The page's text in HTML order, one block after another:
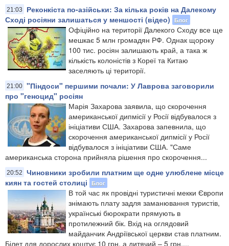
21:03
Реконкіста по-азійськи: За кілька років на Далекому
Сході росіяни залишаться у меншості (відео)
Блог
Офіційно на території Далекого Сходу все ще
мешкає 5 млн громадян РФ. Однак щороку
100 тис. росіян залишають край, а така ж
кількість колоністів з Кореї та Китаю
заселяють ці території.
21:00 "Піндоси" першими почали: У Лаврова заговорили
про "геноцид" росіян
Марія Захарова заявила, що скорочення
американської дипмісії у Росії відбувалося з
ініціативи США. Захарова запевнила, що
скорочення американської дипмісії у Росії
відбувалося з ініціативи США. "Саме
американська сторона прийняла рішення про скорочення...
20:52
Чиновники зробили платним ще одне улюблене місце
киян та гостей столиці
Блог
В той час як провідні туристичні мекки Європи
знімають плату задля заманювання туристів,
українські бюрократи прямують в
протилежний бік. Вхід на оглядовий
майданчик Андріївської церкви став платним.
Білет для дорослих коштує 10 грн, а дитячий – 5 грн....